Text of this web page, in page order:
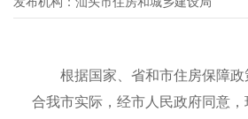
根据国家、省和市住房保障政
合我市实际，经市人民政府同意，